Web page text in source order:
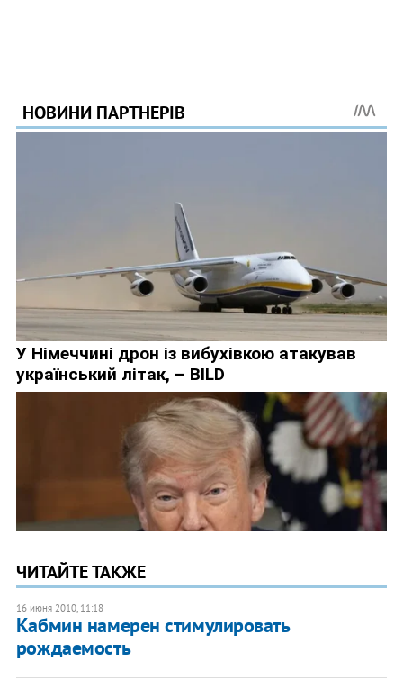
ЧИТАЙТЕ ТАКЖЕ
16 июня 2010, 11:18
Кабмин намерен стимулировать
рождаемость